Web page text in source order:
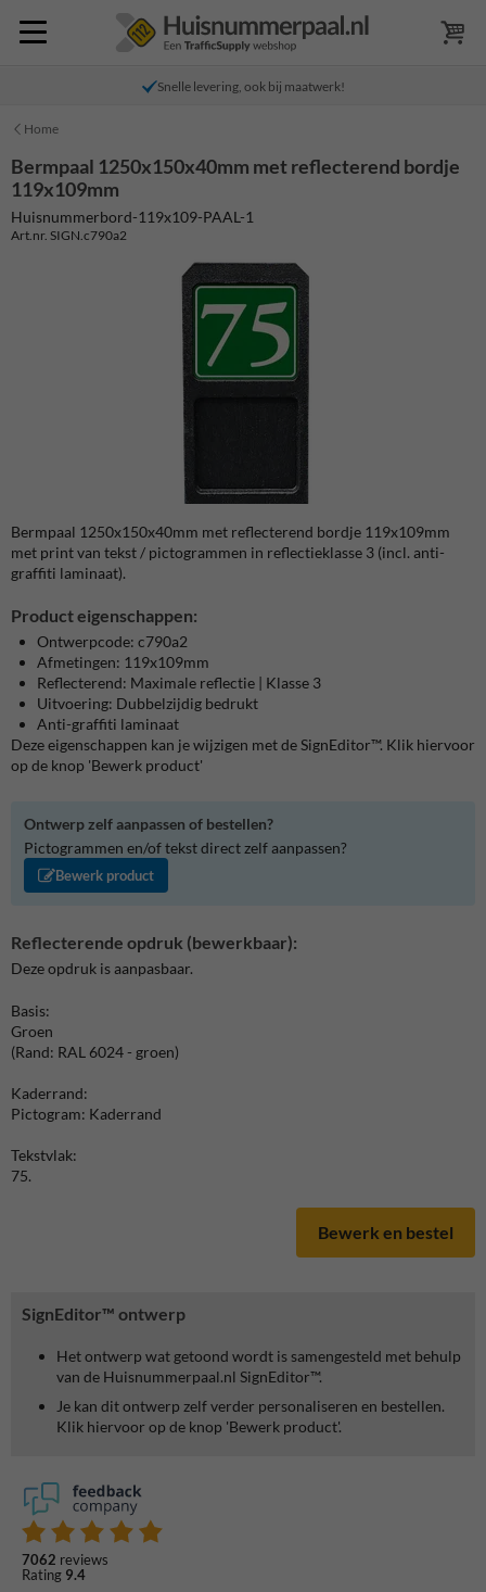
Snelle levering, ook bij maatwerk!
Home
SignEditor™ ontwerp
Het ontwerp wat getoond wordt is samengesteld met behulp
van de Huisnummerpaal.nl SignEditor™.
Je kan dit ontwerp zelf verder personaliseren en bestellen.
Klik hiervoor op de knop 'Bewerk product'.
7062 reviews
Rating 9.4
Bermpaal 1250x150x40mm met reflecterend bordje
119x109mm
Huisnummerbord-119x109-PAAL-1
Art.nr. SIGN.c790a2
Bermpaal 1250x150x40mm met reflecterend bordje 119x109mm
met print van tekst / pictogrammen in reflectieklasse 3 (incl. anti-
graffiti laminaat).
Product eigenschappen:
Ontwerpcode: c790a2
Afmetingen: 119x109mm
Reflecterend: Maximale reflectie | Klasse 3
Uitvoering: Dubbelzijdig bedrukt
Anti-graffiti laminaat
Deze eigenschappen kan je wijzigen met de SignEditor™. Klik hiervoor
op de knop 'Bewerk product'
Ontwerp zelf aanpassen of bestellen?
Pictogrammen en/of tekst direct zelf aanpassen?
Bewerk product
Reflecterende opdruk (bewerkbaar):
Deze opdruk is aanpasbaar.
Basis:
Groen
(Rand: RAL 6024 - groen)
Kaderrand:
Pictogram: Kaderrand
Tekstvlak:
75.
Bewerk en bestel